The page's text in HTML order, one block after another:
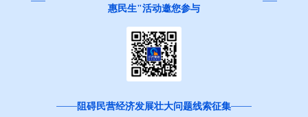
惠民生"活动邀您参与
阻碍民营经济发展壮大问题线索征集